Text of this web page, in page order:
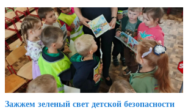
Зажжем зеленый свет детской безопасности